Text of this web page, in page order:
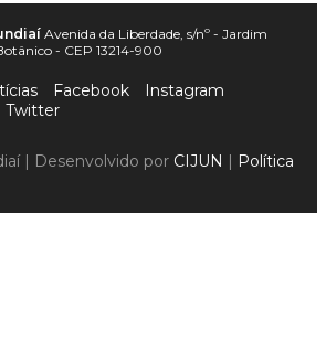
Avenida da Liberdade, s/nº - Jardim
- CEP 13214-900
Facebook
Instagram
Twitter
| Desenvolvido por CIJUN | Política